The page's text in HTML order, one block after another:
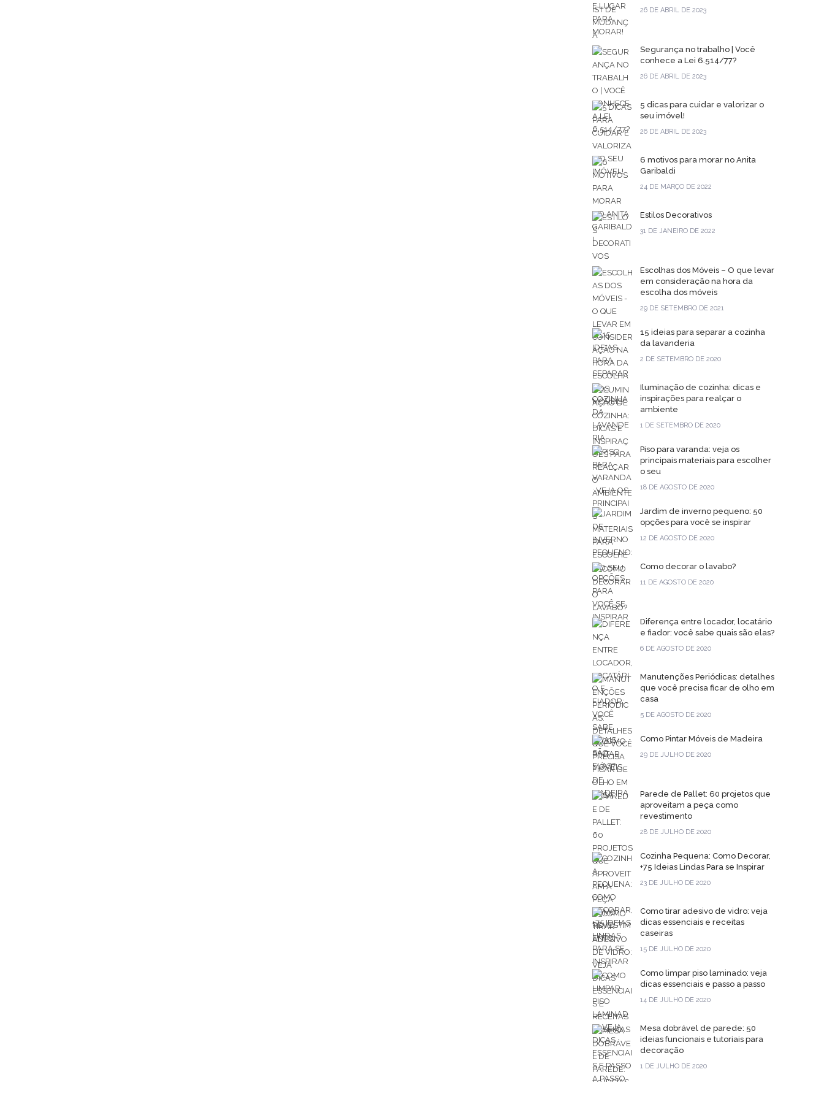
26 DE ABRIL DE 2023
Segurança no trabalho | Você
conhece a Lei 6.514/77?
26 DE ABRIL DE 2023
5 dicas para cuidar e valorizar o
seu imóvel!
26 DE ABRIL DE 2023
6 motivos para morar no Anita
Garibaldi
24 DE MARÇO DE 2022
Estilos Decorativos
31 DE JANEIRO DE 2022
Escolhas dos Móveis – O que levar
em consideração na hora da
escolha dos móveis
29 DE SETEMBRO DE 2021
15 ideias para separar a cozinha
da lavanderia
2 DE SETEMBRO DE 2020
Iluminação de cozinha: dicas e
inspirações para realçar o
ambiente
1 DE SETEMBRO DE 2020
Piso para varanda: veja os
principais materiais para escolher
o seu
18 DE AGOSTO DE 2020
Jardim de inverno pequeno: 50
opções para você se inspirar
12 DE AGOSTO DE 2020
Como decorar o lavabo?
11 DE AGOSTO DE 2020
Diferença entre locador, locatário
e fiador: você sabe quais são elas?
6 DE AGOSTO DE 2020
Manutenções Periódicas: detalhes
que você precisa ficar de olho em
casa
5 DE AGOSTO DE 2020
Como Pintar Móveis de Madeira
29 DE JULHO DE 2020
Parede de Pallet: 60 projetos que
aproveitam a peça como
revestimento
28 DE JULHO DE 2020
Cozinha Pequena: Como Decorar,
+75 Ideias Lindas Para se Inspirar
23 DE JULHO DE 2020
Como tirar adesivo de vidro: veja
dicas essenciais e receitas
caseiras
15 DE JULHO DE 2020
Como limpar piso laminado: veja
dicas essenciais e passo a passo
14 DE JULHO DE 2020
Mesa dobrável de parede: 50
ideias funcionais e tutoriais para
decoração
1 DE JULHO DE 2020